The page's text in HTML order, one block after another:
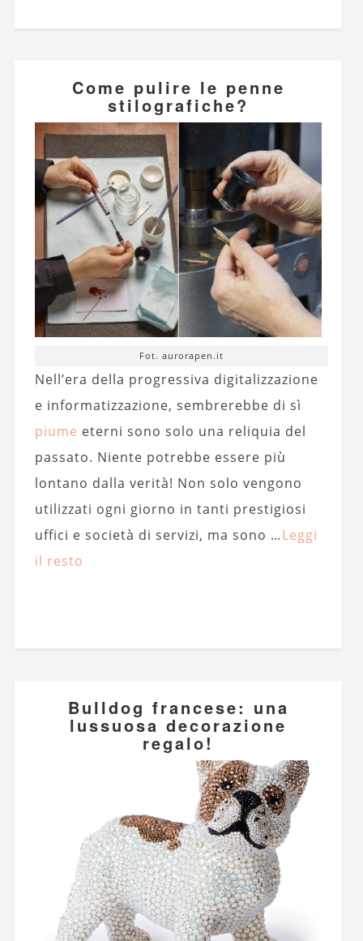
Come pulire le penne
stilografiche?
Fot. aurorapen.it
Nell’era della progressiva digitalizzazione
e informatizzazione, sembrerebbe di sì
piume eterni sono solo una reliquia del
passato. Niente potrebbe essere più
lontano dalla verità! Non solo vengono
utilizzati ogni giorno in tanti prestigiosi
uffici e società di servizi, ma sono …Leggi
il resto
Bulldog francese: una
lussuosa decorazione
regalo!